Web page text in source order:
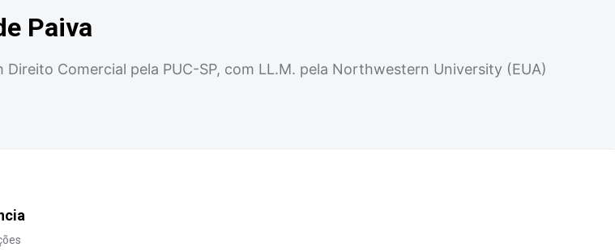
Paiva
Comercial pela PUC-SP, com LL.M. pela Northwestern University (EUA)